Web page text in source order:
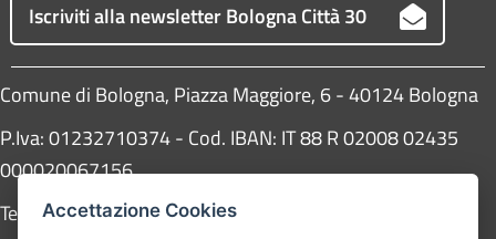
Iscriviti alla newsletter Bologna Città 30
Comune di Bologna, Piazza Maggiore, 6 - 40124 Bologna
P.Iva: 01232710374 - Cod. IBAN: IT 88 R 02008 02435
000020067156
Telefono:051203040
Accettazione Cookies